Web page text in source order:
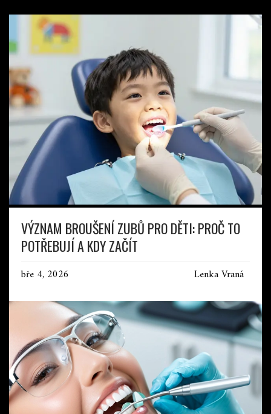
VÝZNAM BROUŠENÍ ZUBŮ PRO DĚTI: PROČ TO
POTŘEBUJÍ A KDY ZAČÍT
bře 4, 2026 Lenka Vraná